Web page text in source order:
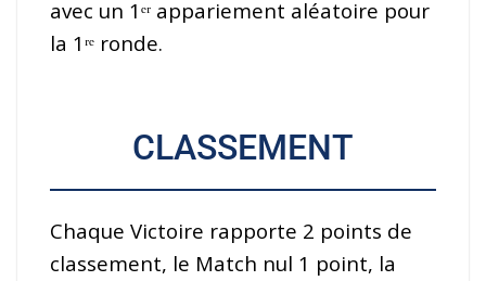
avec un 1ᵉʳ appariement aléatoire pour
la 1ʳᵉ ronde.
CLASSEMENT
Chaque Victoire rapporte 2 points de
classement, le Match nul 1 point, la